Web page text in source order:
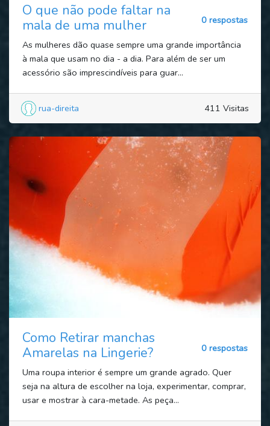
O que não pode faltar na
mala de uma mulher
0 respostas
As mulheres dão quase sempre uma grande importância
à mala que usam no dia - a dia. Para além de ser um
acessório são imprescindíveis para guar...
rua-direita 411 Visitas
Como Retirar manchas
Amarelas na Lingerie?
0 respostas
Uma roupa interior é sempre um grande agrado. Quer
seja na altura de escolher na loja, experimentar, comprar,
usar e mostrar à cara-metade. As peça...